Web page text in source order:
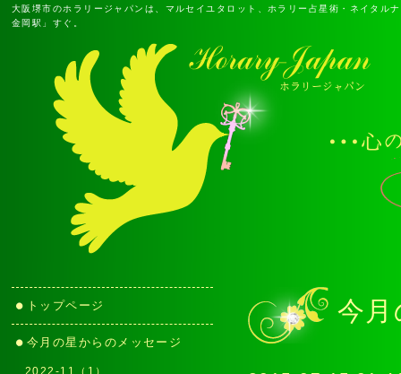
大阪堺市のホラリージャパンは、マルセイユタロット、ホラリー占星術・ネイタ
金岡駅」すぐ。
今
トップページ
今月の星からのメッセージ
2022-11（1）